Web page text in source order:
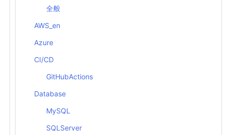
全般
AWS_en
Azure
CI/CD
GitHubActions
Database
MySQL
SQLServer